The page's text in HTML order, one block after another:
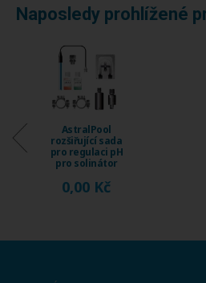
Naposledy prohlížené
Invertorový
vestavěný
protiproud
iGarden Fairland
...
0,00 Kč